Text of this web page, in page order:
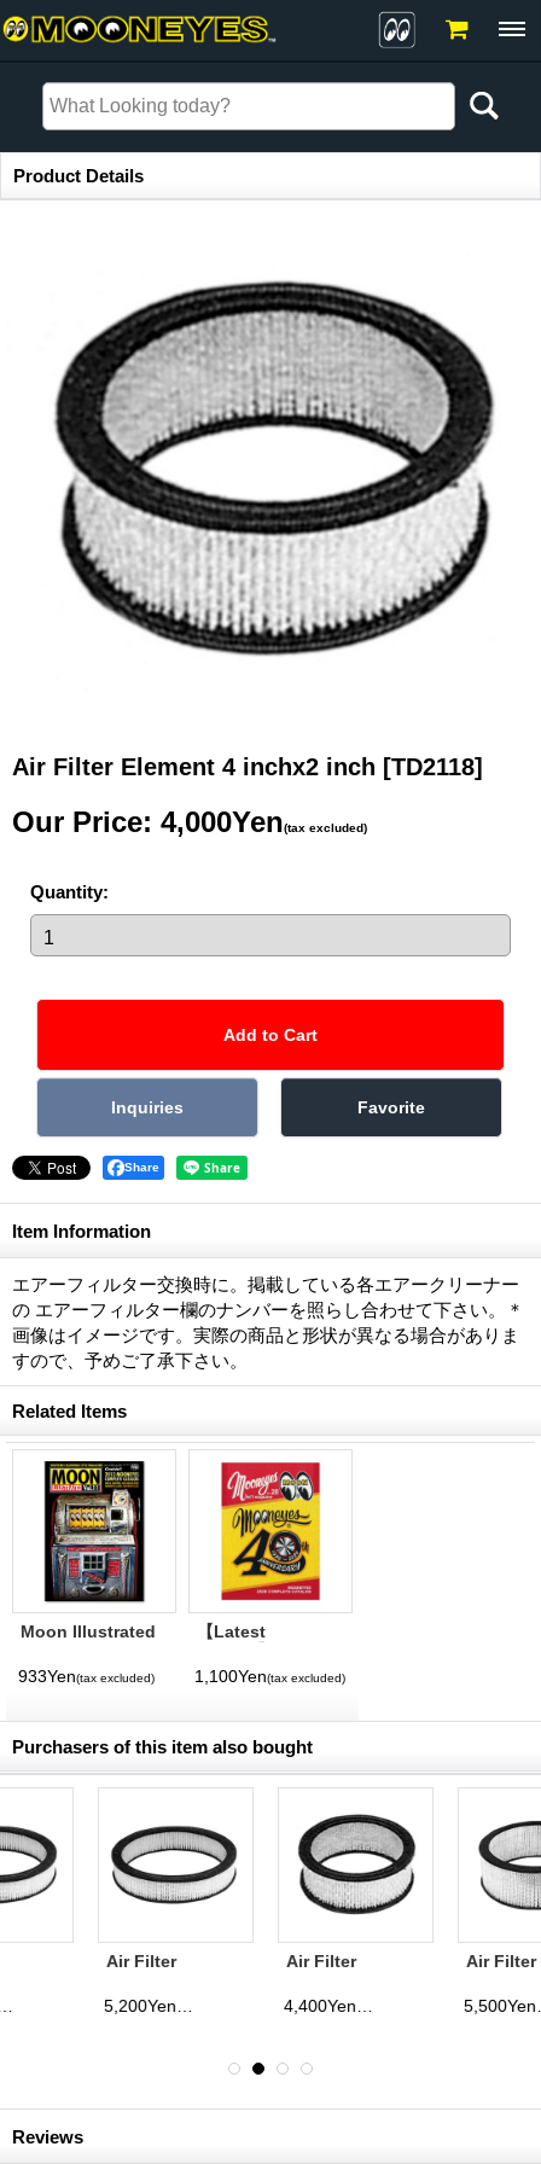
Item Information
Product Details
Air Filter Element 4 inchx2 inch [TD2118]
Our Price: 4,000Yen(tax excluded)
Quantity:
Share
Item Information
エアーフィルター交換時に。掲載している各エアークリーナー
の エアーフィルター欄のナンバーを照らし合わせて下さい。＊
画像はイメージです。実際の商品と形状が異なる場合がありま
すので、予めご了承下さい。
Related Items
Moon Illustrated
933Yen(tax excluded)
【Latest
MQQNEYES
International
2026
1,100Yen(tax excluded)
Purchasers of this item also bought
inchx2 1/8 inch
5,200Yen
(tax excluded)
inchx2 1/2 inch
4,400Yen
(tax excluded)
inchTriangler
5,500Yen
(tax excluded)
Reviews